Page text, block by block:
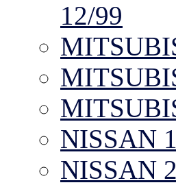
12/99
NISSAN
NISSAN